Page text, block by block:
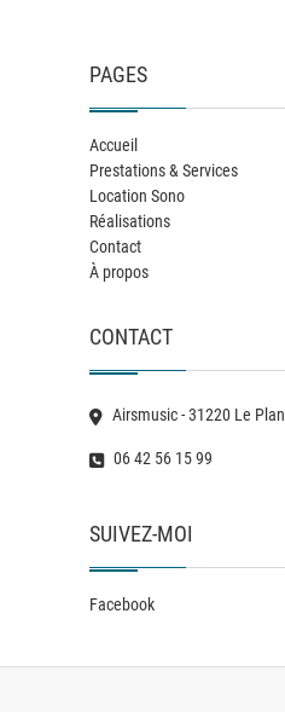
PAGES
Accueil
Prestations & Services
Location Sono
Réalisations
Contact
À propos
CONTACT
Airsmusic - 31220 Le Plan
06 42 56 15 99
SUIVEZ-MOI
Facebook